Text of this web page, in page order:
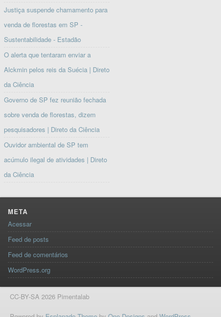
Justiça suspende chamamento para
venda de florestas em SP -
Sustentabilidade - Estadão
O alerta que tentaram enviar a
Alckmin pelos reis da Suécia | Direto
da Ciência
Governo de SP fez reunião fechada
sobre venda de florestas, dizem
pesquisadores | Direto da Ciência
Ouvidor ambiental de SP tem
acúmulo ilegal de atividades | Direto
da Ciência
META
Acessar
Feed de posts
Feed de comentários
WordPress.org
CC-BY-SA 2026 Pimentalab